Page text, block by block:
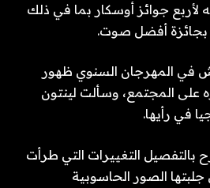
لأربع جوائز أوسكار بما في ذلك
بجائزة أفضل صوت.
في المهرجان السنوي ظهور
على المجتمع، وسألت لينتون
في رأيها.
التغييرات التي طرأت
جلبتها الصور الحاسوبية